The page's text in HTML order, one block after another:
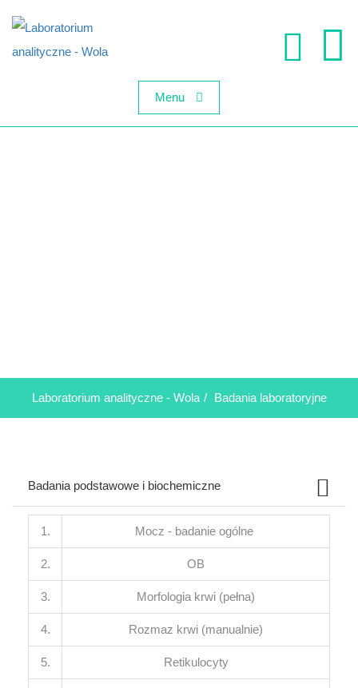
Menu
Laboratorium analityczne - Wola / Badania laboratoryjne
Badania podstawowe i biochemiczne
1. Mocz - badanie ogólne
2. OB
3. Morfologia krwi (pełna)
4. Rozmaz krwi (manualnie)
5. Retikulocyty